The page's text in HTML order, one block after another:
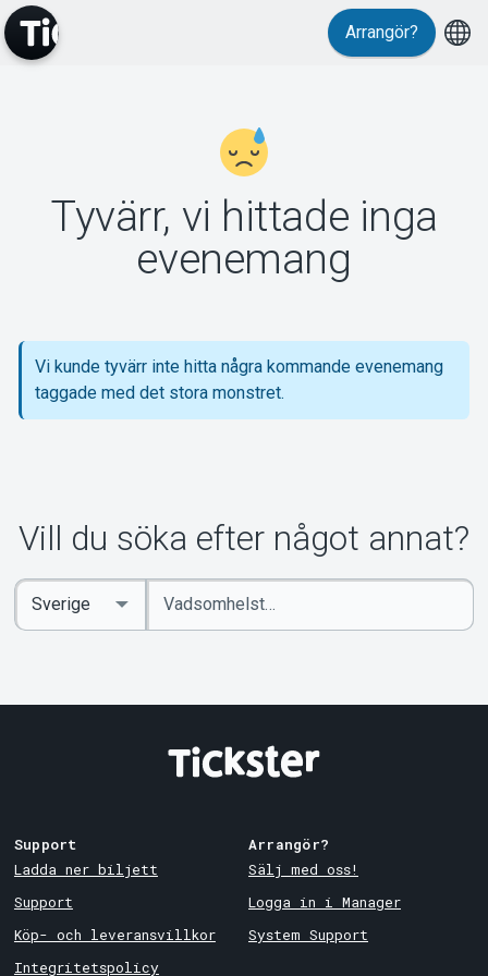
Support
Om Tickster
Arrangör?
Tyvärr, vi hittade inga
evenemang
Vi kunde tyvärr inte hitta några kommande evenemang
taggade med det stora monstret.
Vill du söka efter något annat?
Ange
sökord
Select
Country
Support
Ladda ner biljett
Support
Köp- och leveransvillkor
Integritetspolicy
Arrangör?
Sälj med oss!
Logga in i Manager
System Support